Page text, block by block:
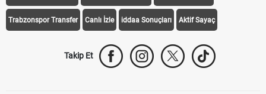
Trabzonspor Transfer Canlı İzle iddaa Sonuçları Aktif Sayaç
Takip Et